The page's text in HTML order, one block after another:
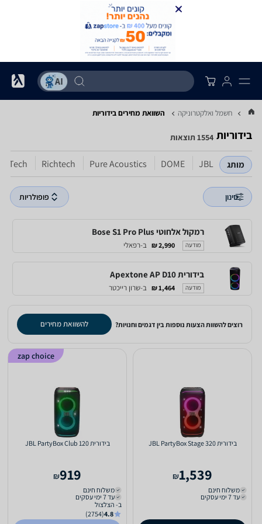
חשמל ואלקטרוניקה השוואת מחירים בידוריות
בידוריות 1554 תוצאות
מותג JBL
DOME
Pure Acoustics
Richtech
סינון פופולריות
רמקול אלחוטי Bose S1 Pro Plus
מודעה 2,990 ₪ ב-רפאלי
‏בידורית Apextone AP D10
מודעה 1,464 ₪ ב-שרון רייכטר
רוצים להשוות הצעות נוספות בין דגמים וחנויות? להשוואת מחירים
‏בידורית JBL PartyBox Stage 320
1,539
₪
משלוח חינם
עד 7 ימי עסקים
‏בידורית JBL PartyBox Club 120
919
₪
משלוח חינם
עד 7 ימי עסקים
ב- הצלצול
4.8
(2754)
zap choice